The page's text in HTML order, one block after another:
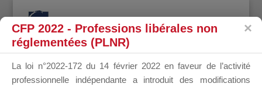
CFP 2022 - Professions libérales non
réglementées (PLNR)
La loi n°2022-172 du 14 février 2022 en faveur de l’activité
professionnelle indépendante a introduit des modifications